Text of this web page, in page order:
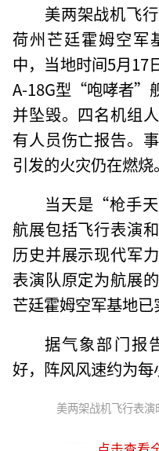
美两架战机飞
荷州芒廷霍姆空军
中，当地时间5月17
A-18G型“咆哮者”
并坠毁。四名机组
有人员伤亡报告。
引发的火灾仍在燃烧。
当天是“枪手
航展包括飞行表演
历史并展示现代军
表演队原定为航展
芒廷霍姆空军基地已
据气象部门报
好，阵风风速约为每
美两架战机飞行表
美两架战机飞行表